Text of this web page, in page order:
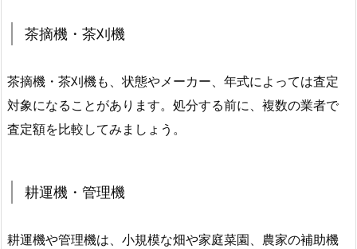
茶摘機・茶刈機
茶摘機・茶刈機も、状態やメーカー、年式によっては査定
対象になることがあります。処分する前に、複数の業者で
査定額を比較してみましょう。
耕運機・管理機
耕運機や管理機は、小規模な畑や家庭菜園、農家の補助機